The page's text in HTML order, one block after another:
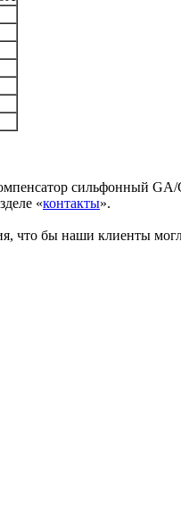
сильфонный
«контакты».
что бы наши клиенты